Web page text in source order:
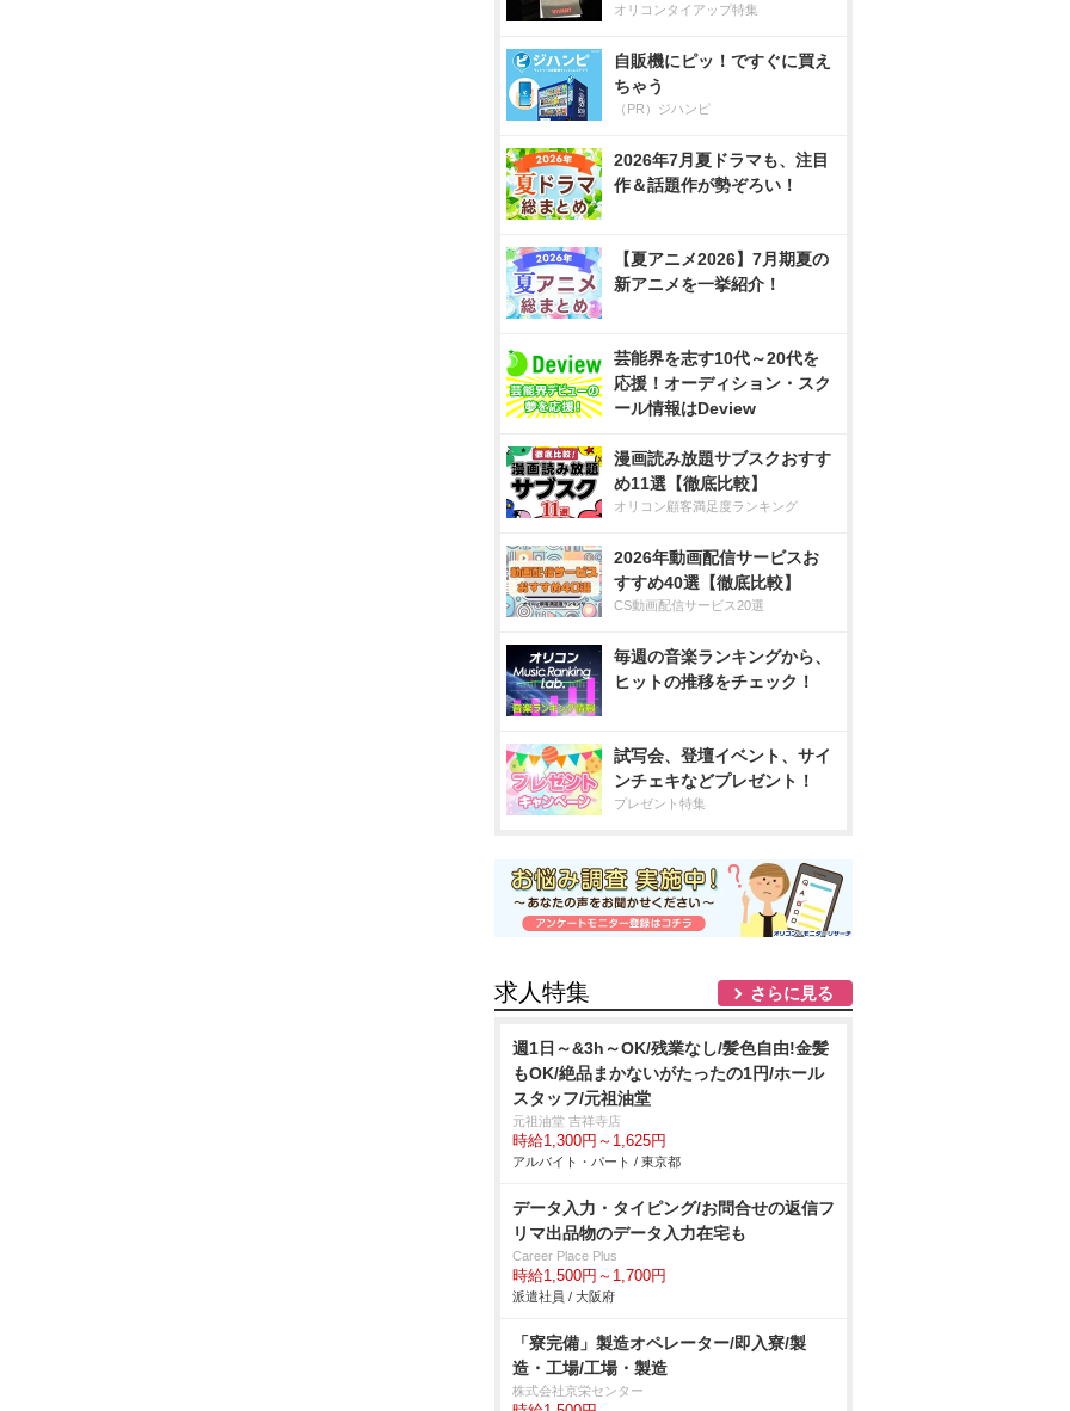
オリコンタイアップ特集
自販機にピッ！ですぐに買え
ちゃう
（PR）ジハンピ
2026年7月夏ドラマも、注目
作＆話題作が勢ぞろい！
【夏アニメ2026】7月期夏の
新アニメを一挙紹介！
芸能界を志す10代～20代を
応援！オーディション・スク
ール情報はDeview
漫画読み放題サブスクおすす
め11選【徹底比較】
オリコン顧客満足度ランキング
2026年動画配信サービスお
すすめ40選【徹底比較】
CS動画配信サービス20選
毎週の音楽ランキングから、
ヒットの推移をチェック！
試写会、登壇イベント、サイ
ンチェキなどプレゼント！
プレゼント特集
求人特集 さらに見る
週1日～&3h～OK/残業なし/髪色自由!金髪
もOK/絶品まかないがたったの1円/ホール
スタッフ/元祖油堂
元祖油堂 吉祥寺店
時給1,300円～1,625円
アルバイト・パート / 東京都
データ入力・タイピング/お問合せの返信フ
リマ出品物のデータ入力在宅も
Career Place Plus
時給1,500円～1,700円
派遣社員 / 大阪府
「寮完備」製造オペレーター/即入寮/製
造・工場/工場・製造
株式会社京栄センター